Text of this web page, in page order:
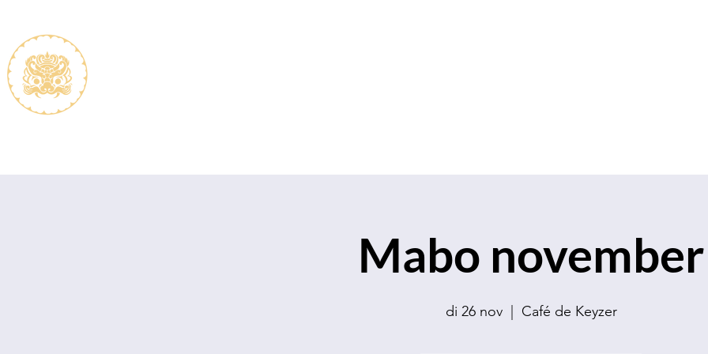
Mabo november
di 26 nov
  |
Café de Keyzer